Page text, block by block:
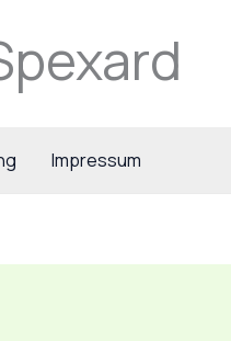
Impressum